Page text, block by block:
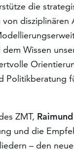
die
Wissen
Politikberatung
ZMT,
und die
– den